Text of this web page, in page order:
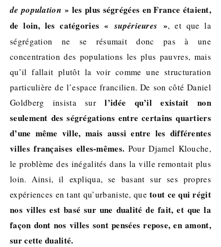
de population» les plus ségrégées en France étaient,
de loin, les catégories «supérieures », et que la
ségrégation ne se résumait donc pas à une
concentration des populations les plus pauvres, mais
qu’il fallait plutôt la voir comme une structuration
particulière de l’espace francilien. De son côté Daniel
Goldberg insista surl’idée qu’il existait non
seulement des ségrégations entre certains quartiers
d’une même ville, mais aussi entre les différentes
villes françaises elles-mêmes. Pour Djamel Klouche,
le problème des inégalités dans la ville remontait plus
loin. Ainsi, il expliqua, se basant sur ses propres
expériences en tant qu’urbaniste, quetout ce qui régit
nos villes est basé sur une dualité de fait, et que la
façon dont nos villes sont pensées repose, en amont,
sur cette dualité.